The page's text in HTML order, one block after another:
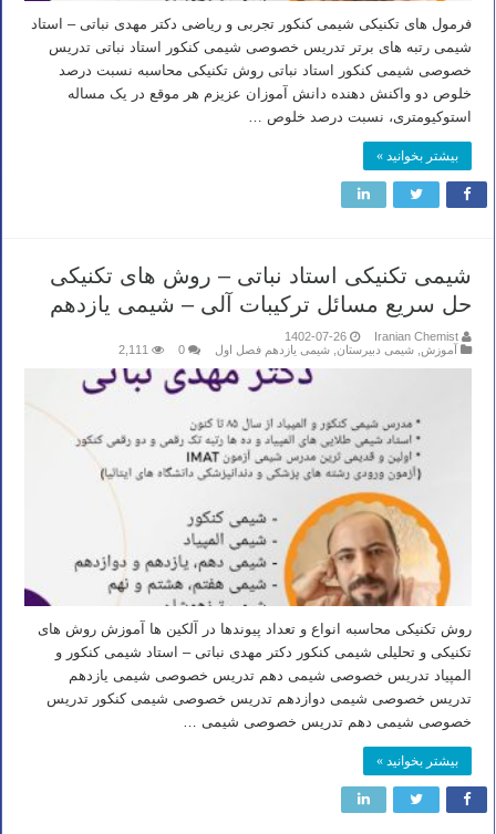
فرمول های تکنیکی شیمی کنکور تجربی و ریاضی دکتر مهدی نباتی – استاد
شیمی رتبه های برتر تدریس خصوصی شیمی کنکور استاد نباتی تدریس
خصوصی شیمی کنکور استاد نباتی روش تکنیکی محاسبه نسبت درصد
خلوص دو واکنش دهنده دانش آموزان عزیزم هر موقع در یک مساله
استوکیومتری، نسبت درصد خلوص …
بیشتر بخوانید »
شیمی تکنیکی استاد نباتی – روش های تکنیکی
حل سریع مسائل ترکیبات آلی – شیمی یازدهم
Iranian Chemist
1402-07-26
آموزش شیمی دبیرستان شیمی یازدهم فصل اول 0
2,111
روش تکنیکی محاسبه انواع و تعداد پیوندها در آلکین ها آموزش روش های
تکنیکی و تحلیلی شیمی کنکور دکتر مهدی نباتی – استاد شیمی کنکور و
المپیاد تدریس خصوصی شیمی دهم تدریس خصوصی شیمی یازدهم
تدریس خصوصی شیمی دوازدهم تدریس خصوصی شیمی کنکور تدریس
خصوصی شیمی دهم تدریس خصوصی شیمی …
بیشتر بخوانید »